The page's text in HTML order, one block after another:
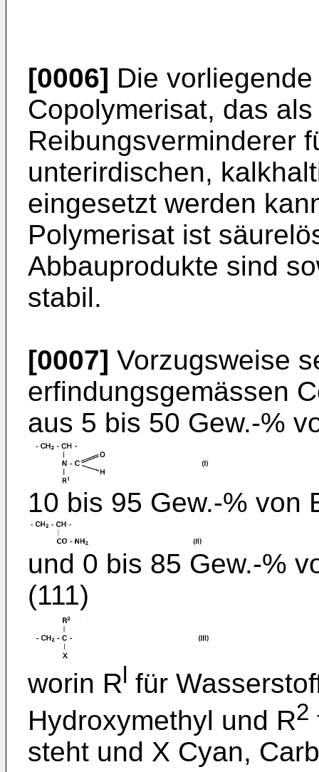
[0006] Die
Copolymerisat, das
Reibungsverminderer
unterirdischen,
eingesetzt werden
Polymerisat ist
Abbauprodukte sind
stabil.
[0007] Vorzugsweise
erfindungsgemässen
aus 5 bis 50 Gew.-%
10 bis 95 Gew.-% von
und 0 bis 85 Gew.-%
(111)
worin R für
Hydroxymethyl und R2
steht und X Cyan,